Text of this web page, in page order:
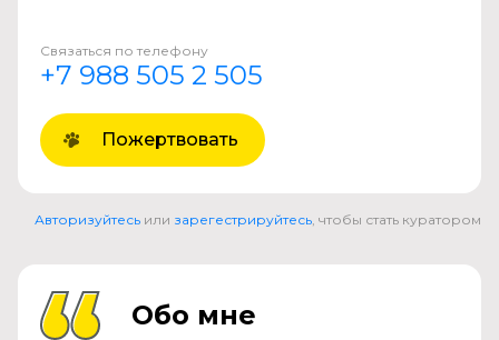
Связаться по телефону
+7 988 505 2 505
Пожертвовать
Авторизуйтесь или зарегестрируйтесь, чтобы стать куратором
Обо мне